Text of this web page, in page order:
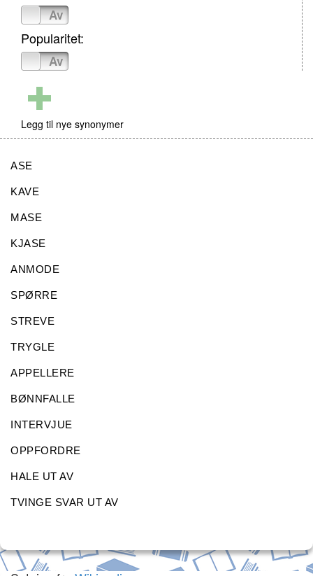
Av
Popularitet:
Av
Legg til nye synonymer
ASE
KAVE
MASE
KJASE
ANMODE
SPØRRE
STREVE
TRYGLE
APPELLERE
BØNNFALLE
INTERVJUE
OPPFORDRE
HALE UT AV
TVINGE SVAR UT AV